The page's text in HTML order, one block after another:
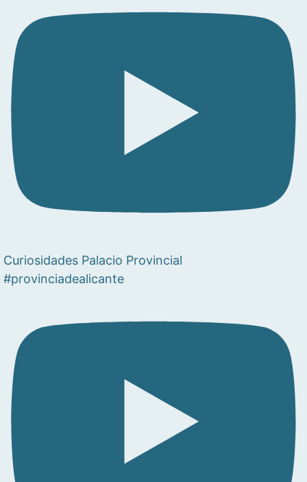
Curiosidades Palacio Provincial
#provinciadealicante